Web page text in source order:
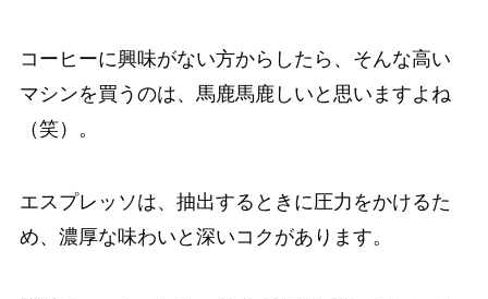
コーヒーに興味がない方からしたら、そんな高い
マシンを買うのは、馬鹿馬鹿しいと思いますよね
（笑）。
エスプレッソは、抽出するときに圧力をかけるた
め、濃厚な味わいと深いコクがあります。